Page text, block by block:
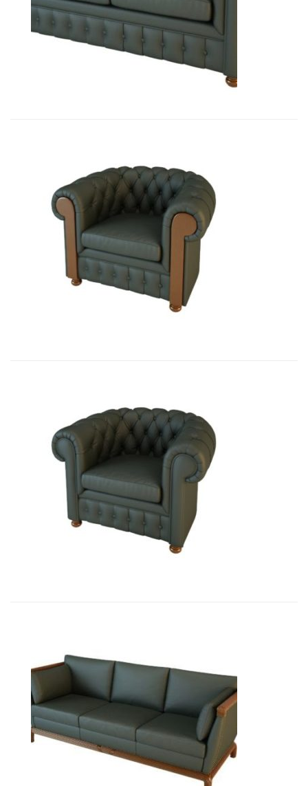
01010 Диван Честер 2-х местный...
11 965,80€
01009B Кресло Честер, подлокот...
10 348,80
01009 Кресло Честер...
9 180,15€
01008 Диван Бордон 3-х местный...